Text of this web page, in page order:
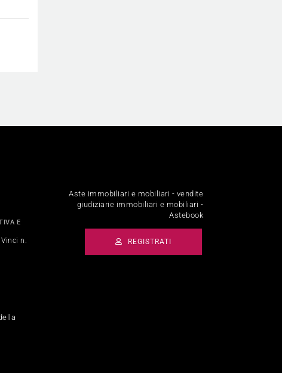
E
Vinci n.
Aste immobiliari e mobiliari - vendite
giudiziarie immobiliari e mobiliari -
Astebook
REGISTRATI